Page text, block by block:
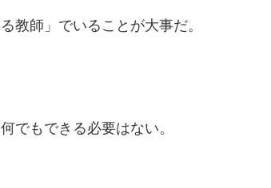
教師」でいることが大事だ。
でもできる必要はない。